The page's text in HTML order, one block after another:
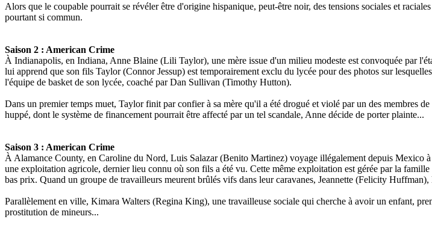
Alors que le coupable pourrait se révéler être d'origine hispanique, peut-être noir, des tensions sociales et
pourtant si commun.
Saison 2 : American Crime
À Indianapolis, en Indiana, Anne Blaine (Lili Taylor), une mère issue d'un milieu modeste est convoquée par
lui apprend que son fils Taylor (Connor Jessup) est temporairement exclu du lycée pour des photos sur
l'équipe de basket de son lycée, coaché par Dan Sullivan (Timothy Hutton).
Dans un premier temps muet, Taylor finit par confier à sa mère qu'il a été drogué et violé par un des membres
huppé, dont le système de financement pourrait être affecté par un tel scandale, Anne décide de porter plainte...
Saison 3 : American Crime
À Alamance County, en Caroline du Nord, Luis Salazar (Benito Martinez) voyage illégalement depuis Mexico
une exploitation agricole, dernier lieu connu où son fils a été vu. Cette même exploitation est gérée par la
bas prix. Quand un groupe de travailleurs meurent brûlés vifs dans leur caravanes, Jeannette (Felicity
Parallèlement en ville, Kimara Walters (Regina King), une travailleuse sociale qui cherche à avoir un enfant,
prostitution de mineurs...